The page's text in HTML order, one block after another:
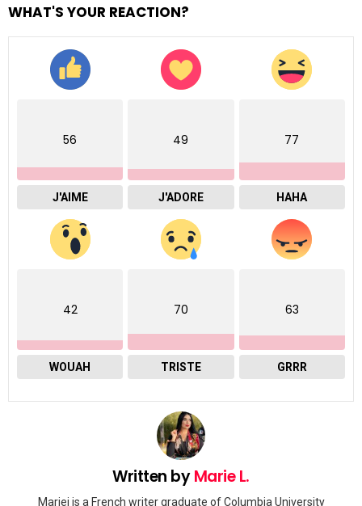
WHAT'S YOUR REACTION?
56
J'AIME
49
J'ADORE
77
HAHA
42
WOUAH
70
TRISTE
63
GRRR
Written byMarie L.
Mariei is a French writer graduate of Columbia University